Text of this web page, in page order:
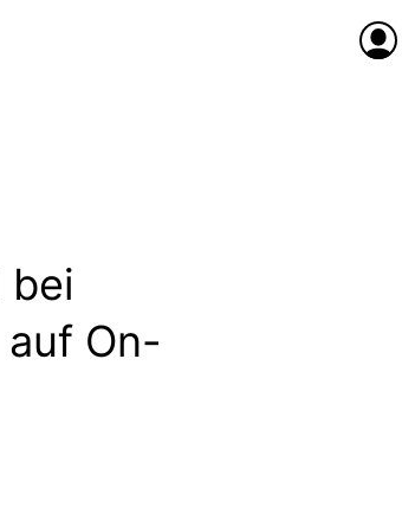
bei
On-